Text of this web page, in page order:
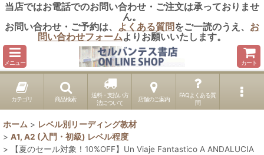
当店ではお電話でのお問い合わせ・ご注文は承っておりませ
ん。
お問い合わせ・ご予約は、 よくある質問をご一読のうえ、 お
問い合わせフォームよりお願いいたします。
メニュー カート
カテゴリ 商品検索
送料・支払い方
法について
店舗のご案内
FAQよくある質
問
ホーム > レベル別リーディング教材
> A1, A2 (入門・初級) レベル程度
>
【夏のセール対象！10%OFF】Un Viaje Fantastico A ANDALUCIA